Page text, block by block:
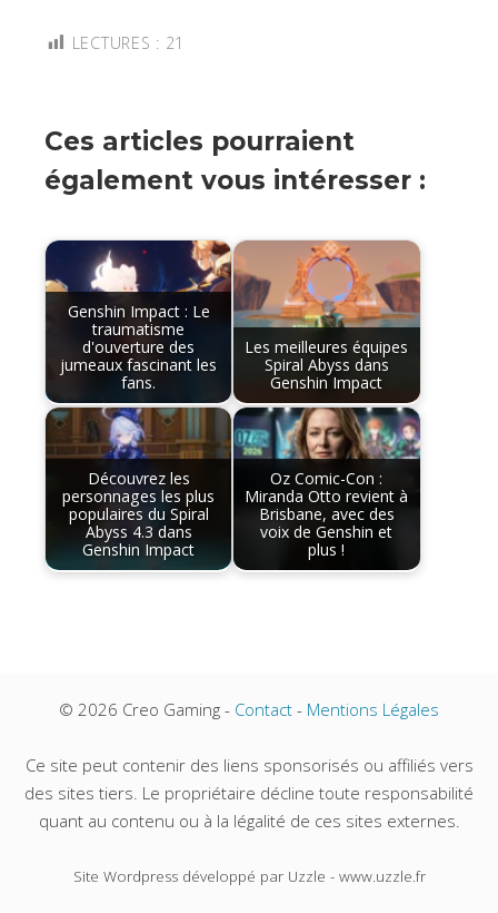
LECTURES : 21
Ces articles pourraient
également vous intéresser :
Genshin Impact : Le
traumatisme
d'ouverture des
jumeaux fascinant les
fans.
Les meilleures équipes
Spiral Abyss dans
Genshin Impact
Découvrez les
personnages les plus
populaires du Spiral
Abyss 4.3 dans
Genshin Impact
Oz Comic-Con :
Miranda Otto revient à
Brisbane, avec des
voix de Genshin et
plus !
© 2026 Creo Gaming - Contact - Mentions Légales
Ce site peut contenir des liens sponsorisés ou affiliés vers
des sites tiers. Le propriétaire décline toute responsabilité
quant au contenu ou à la légalité de ces sites externes.
Site Wordpress développé par Uzzle - www.uzzle.fr